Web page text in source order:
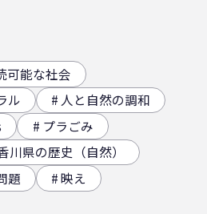
可能な社会
ル
人と自然の調和
プラごみ
川県の歴史（自然）
題
映え